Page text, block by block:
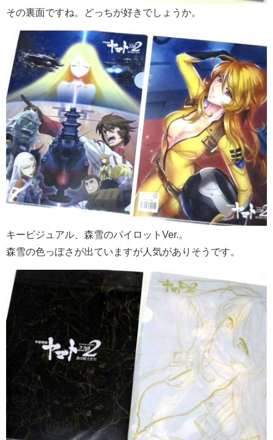
その裏面ですね。どっちが好きでしょうか。
キービジュアル、森雪のパイロットVer.。
森雪の色っぽさが出ていますが人気がありそうです。